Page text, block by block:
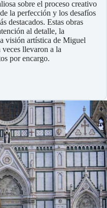
sobre el proceso creativo
la perfección y los desafíos
destacados. Estas obras
al detalle, la
visión artística de Miguel
llevaron a la
por encargo.